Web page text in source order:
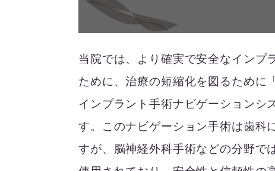
当院では、より確実で安全なインプ
ために、治療の短縮化を図るために
インプラント手術ナビゲーションシ
す。このナビゲーション手術は歯科
すが、脳神経外科手術などの分野で